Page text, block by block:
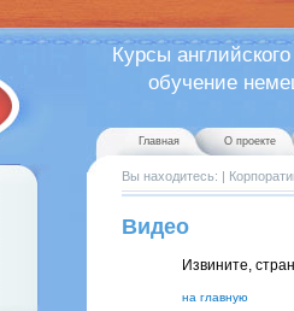
Курсы
обучение
Главная О проекте
Вы находитесь: |
Видео
Извините,
на главную